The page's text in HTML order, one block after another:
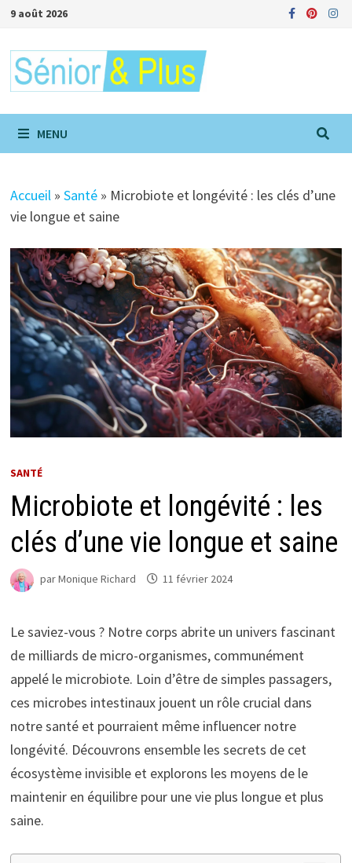
Passer
contenu
9 août 2026
MENU
Accueil »Santé » Microbiote et longévité : les clés d’une
vie longue et saine
SANTÉ
Microbiote et longévité : les
clés d’une vie longue et saine
parMonique Richard 11 février 2024
Le saviez-vous ? Notre corps abrite un univers fascinant
de milliards de micro-organismes, communément
appelé le microbiote. Loin d’être de simples passagers,
ces microbes intestinaux jouent un rôle crucial dans
notre santé et pourraient même influencer notre
longévité. Découvrons ensemble les secrets de cet
écosystème invisible et explorons les moyens de le
maintenir en équilibre pour une vie plus longue et plus
saine.